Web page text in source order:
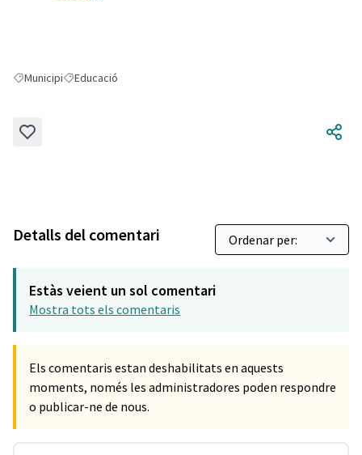
Resultats en filtrar per: Municipi
MunicipiResultats en filtrar per: Educació
Educació
Detalls del comentari
Estàs veient un sol comentari
Mostra tots els comentaris
Els comentaris estan deshabilitats en aquests
moments, només les administradores poden respondre
o publicar-ne de nous.